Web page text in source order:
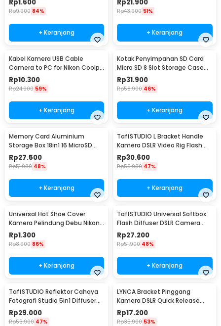
Rp1.600
Rp9.900 84%
+ Keranjang
Rp21.900
Rp43.900 51%
+ Keranjang
Kabel Kamera USB Cable
Camera to PC for Nikon Coolpix
1.5 M - UC-E6
Rp10.300
Rp24.900 59%
+ Keranjang
Kotak Penyimpanan SD Card
Micro SD 8 Slot Storage Case
Anti Benturan - 421
Rp31.900
Rp58.900 46%
+ Keranjang
Memory Card Aluminium
Storage Box 18in1 16 MicroSD
and 2 SD Card - JJC
Rp27.500
Rp51.900 48%
+ Keranjang
TaffSTUDIO L Bracket Handle
Kamera DSLR Video Rig Flash
Light Mount - XDV-1
Rp30.600
Rp56.900 47%
+ Keranjang
Universal Hot Shoe Cover
Kamera Pelindung Debu Nikon
Canon BS-1 - JT152
Rp1.300
Rp8.900 86%
+ Keranjang
TaffSTUDIO Universal Softbox
Flash Diffuser DSLR Camera
Lighting - YC1517
Rp27.200
Rp51.900 48%
+ Keranjang
TaffSTUDIO Reflektor Cahaya
Fotografi Studio 5in1 Diffuser
58cm - CL-RT50
Rp29.000
Rp53.900 47%
LYNCA Bracket Pinggang
Kamera DSLR Quick Release
Belt Button 1/4 Inch - UK-A8S
Rp17.200
Rp35.900 53%